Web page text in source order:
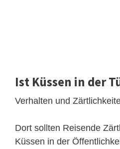
Ist Küssen in der
Verhalten und
Dort sollten Reisende
Küssen in der